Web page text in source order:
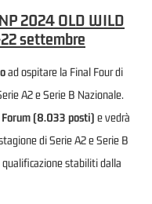
2024 OLD WILD
settembre
ad ospitare la Final Four di
A2 e Serie B Nazionale.
(8.033 posti) e vedrà
di Serie A2 e Serie B
stabiliti dalla